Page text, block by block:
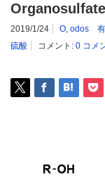
Organosulfate
2019/1/24 O, odos 有
硫酸
コメント: 0 コメ